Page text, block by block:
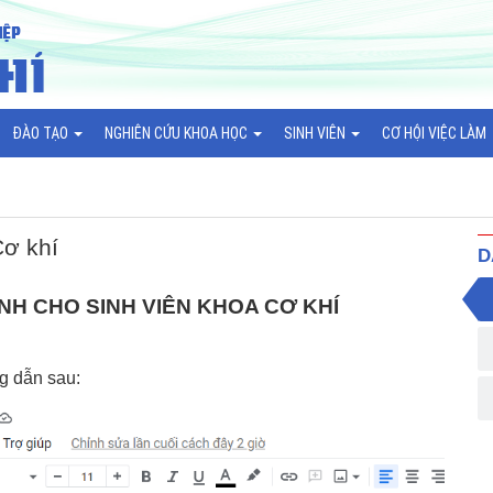
ĐÀO TẠO NGHIÊN CỨU KHOA HỌC SINH VIÊN CƠ HỘI VIỆC LÀM
khí
CHO SINH VIÊN KHOA CƠ KHÍ
dẫn sau: